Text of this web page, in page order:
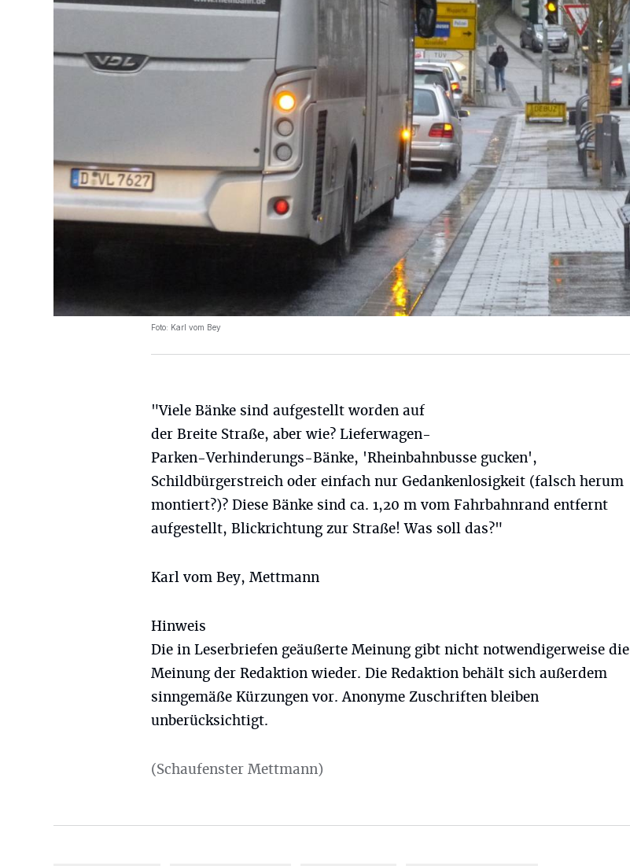
Foto: Karl vom Bey
"Viele Bänke sind aufgestellt worden auf
der Breite Straße, aber wie? Lieferwagen-
Parken-Verhinderungs-Bänke, 'Rheinbahnbusse gucken',
Schildbürgerstreich oder einfach nur Gedankenlosigkeit (falsch herum
montiert?)? Diese Bänke sind ca. 1,20 m vom Fahrbahnrand entfernt
aufgestellt, Blickrichtung zur Straße! Was soll das?"
Karl vom Bey, Mettmann
Hinweis
Die in Leserbriefen geäußerte Meinung gibt nicht notwendigerweise die
Meinung der Redaktion wieder. Die Redaktion behält sich außerdem
sinngemäße Kürzungen vor. Anonyme Zuschriften bleiben
unberücksichtigt.
(Schaufenster Mettmann)